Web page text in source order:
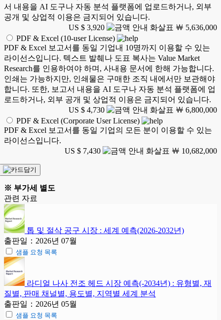
서 내용을 AI 도구나 자동 분석 플랫폼에 업로드하거나, 외부
공개 및 상업적 이용은 금지되어 있습니다.
US $ 3,920
￦ 5,636,000
PDF & Excel (10-user License)
PDF & Excel 보고서를 동일 기업내 10명까지 이용할 수 있는
라이선스입니다. 텍스트 발췌나 도표 복사는 Value Market
Research를 인용하여야 하며, 사내용 문서에 한해 가능합니다.
인쇄는 가능하지만, 인쇄물은 구매한 조직 내에서만 보관해야
합니다. 또한, 보고서 내용을 AI 도구나 자동 분석 플랫폼에 업
로드하거나, 외부 공개 및 상업적 이용은 금지되어 있습니다.
US $ 4,730
￦ 6,800,000
PDF & Excel (Corporate User License)
PDF & Excel 보고서를 동일 기업의 모든 분이 이용할 수 있는
라이선스입니다.
US $ 7,430
￦ 10,682,000
※ 부가세 별도
관련 자료
톱 및 절삭 공구 시장 : 세계 예측(2026-2032년)
출판일：2026년 07월
샘플 요청 목록
라디얼 나사 전조 헤드 시장 예측(-2034년) : 유형별, 재
질별, 판매 채널별, 용도별, 지역별 세계 분석
출판일：2026년 05월
샘플 요청 목록